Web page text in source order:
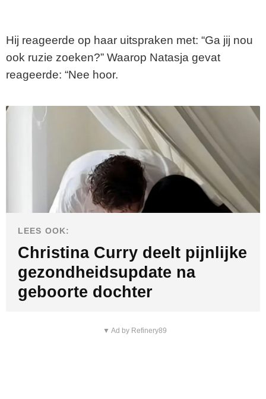
Hij reageerde op haar uitspraken met: “Ga jij nou
ook ruzie zoeken?” Waarop Natasja gevat
reageerde: “Nee hoor.
LEES OOK:
Christina Curry deelt pijnlijke
gezondheidsupdate na
geboorte dochter
▼ Ad by Refinery89